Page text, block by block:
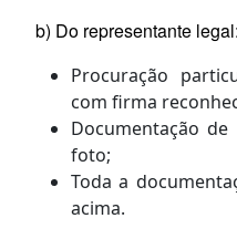
b) Do representante legal:
Procuração
com firma
Documentação
foto;
Toda a
acima.